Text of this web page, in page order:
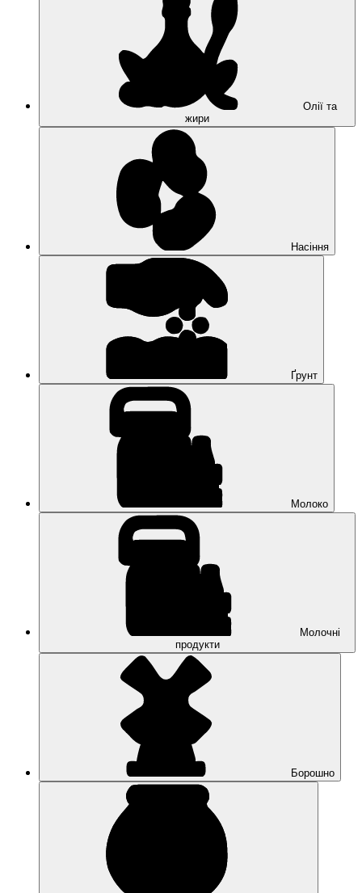
Олії та
жири
Насіння
Ґрунт
Молоко
Молочні
продукти
Борошно